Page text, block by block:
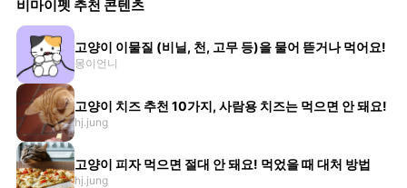
비마이펫 추천 콘텐츠
고양이 이물질 (비닐, 천, 고무 등)을 물어 뜯거나 먹어요!
몽이언니
고양이 치즈 추천 10가지, 사람용 치즈는 먹으면 안 돼요!
hj.jung
고양이 피자 먹으면 절대 안 돼요! 먹었을 때 대처 방법
hj.jung